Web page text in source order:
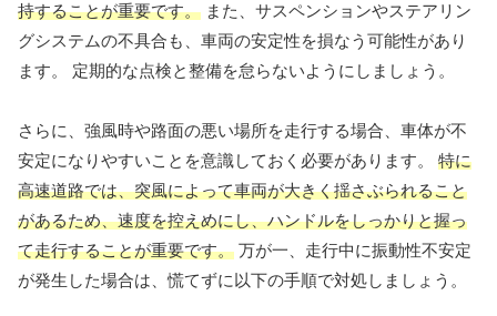
持することが重要です。 また、サスペンションやステアリン
グシステムの不具合も、車両の安定性を損なう可能性があり
ます。 定期的な点検と整備を怠らないようにしましょう。
さらに、強風時や路面の悪い場所を走行する場合、車体が不
安定になりやすいことを意識しておく必要があります。 特に
高速道路では、突風によって車両が大きく揺さぶられること
があるため、速度を控えめにし、ハンドルをしっかりと握っ
て走行することが重要です。 万が一、走行中に振動性不安定
が発生した場合は、慌てずに以下の手順で対処しましょう。